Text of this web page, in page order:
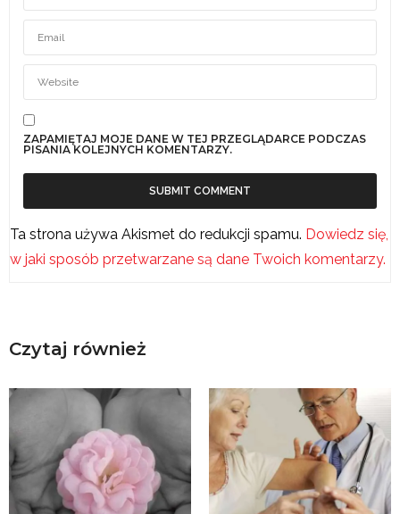
ZAPAMIĘTAJ MOJE DANE W TEJ PRZEGLĄDARCE PODCZAS
PISANIA KOLEJNYCH KOMENTARZY.
Ta strona używa Akismet do redukcji spamu. Dowiedz się,
w jaki sposób przetwarzane są dane Twoich komentarzy.
Czytaj również